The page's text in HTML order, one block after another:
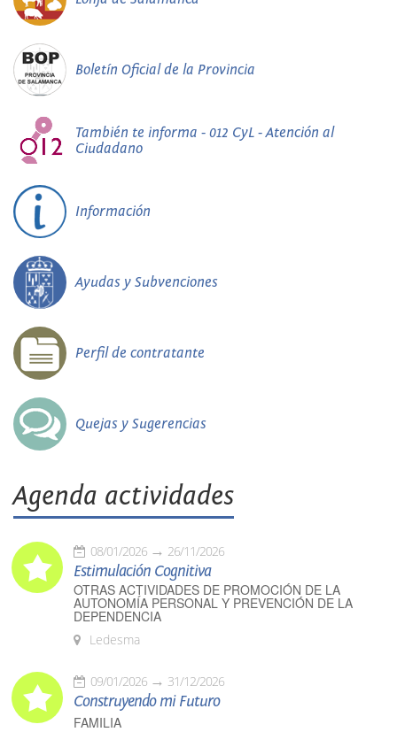
Boletín Oficial de la Provincia
También te informa - 012 CyL - Atención al
Ciudadano
Información
Ayudas y Subvenciones
Perfil de contratante
Quejas y Sugerencias
Agenda actividades
08/01/2026 26/11/2026
Estimulación Cognitiva
OTRAS ACTIVIDADES DE PROMOCIÓN DE LA
AUTONOMÍA PERSONAL Y PREVENCIÓN DE LA
DEPENDENCIA
Ledesma
09/01/2026 31/12/2026
Construyendo mi Futuro
FAMILIA